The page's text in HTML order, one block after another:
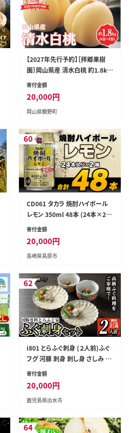
【2027年先行予約】［拝郷果樹
園］岡山県産 清水白桃 約1.8kg
（6玉～9玉）桃 もも モモ ピーチ
ろ 食べ頃 フルーツ 果物 くだも
の 岡山産 産地直送 産直 特産
鏡野町
寄付金額
20,000円
岡山県鏡野町
60
CD061 タカラ 焼酎ハイボール
レモン 350ml 48本 (24本×2
箱) [ タカラ 宝 寶 Takara 焼酎
れもん 檸檬 7% 人気 おすすめ
ギフト プレゼント ご自宅用 日常
向 プリン体ゼロ 糖質ゼロ 甘味
料ゼロ プリン体０ 糖質０ 甘味料
０ みつい 長崎県 島原市 ]
寄付金額
20,000円
長崎県島原市
62
i801 とらふぐ刺身 (２人前)ふぐ
フグ 河豚 刺身 刺し身 さしみ ふ
ぐ刺し おもてなし 晩酌 ポン酢
【とらふぐ家】
寄付金額
20,000円
鹿児島県出水市
64